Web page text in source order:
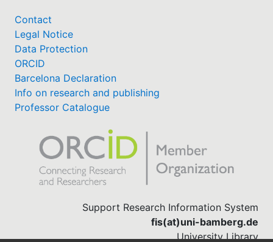
Contact
Legal Notice
Data Protection
ORCID
Barcelona Declaration
Info on research and publishing
Professor Catalogue
Support Research Information System
fis(at)uni-bamberg.de
University Library